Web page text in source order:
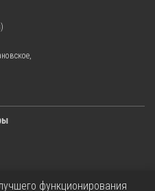
функционирования